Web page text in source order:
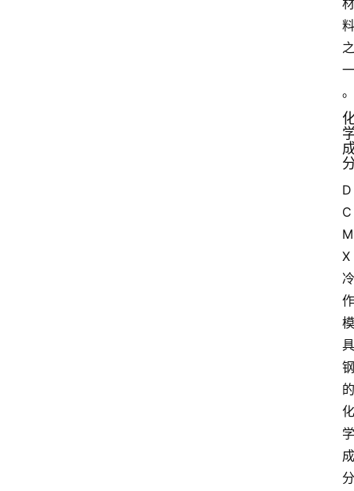
材
料
之
一
。
D
C
M
X
冷
作
模
具
钢
的
化
学
成
分